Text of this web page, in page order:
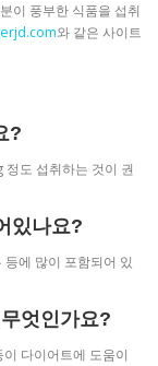
이 풍부한 식품을 섭취
와 같은 사이트
?
도 섭취하는 것이 권
있나요?
에 많이 포함되어 있
엇인가요?
다이어트에 도움이